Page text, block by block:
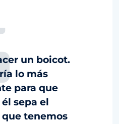
un boicot.
lo más
para que
sepa el
tenemos